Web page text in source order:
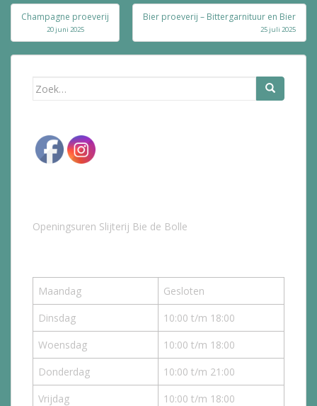
Bericht
navigatie
Champagne proeverij
20 juni 2025
Bier proeverij – Bittergarnituur en Bier
25 juli 2025
Zoek
Openingsuren Slijterij Bie de Bolle
Maandag
Gesloten
Dinsdag
10:00 t/m 18:00
Woensdag
10:00 t/m 18:00
Donderdag
10:00 t/m 21:00
Vrijdag
10:00 t/m 18:00